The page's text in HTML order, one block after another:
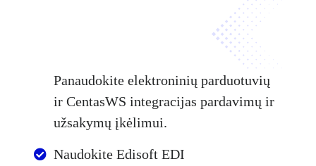
Panaudokite elektroninių parduotuvių
ir CentasWS integracijas pardavimų ir
užsakymų įkėlimui.
Naudokite Edisoft EDI